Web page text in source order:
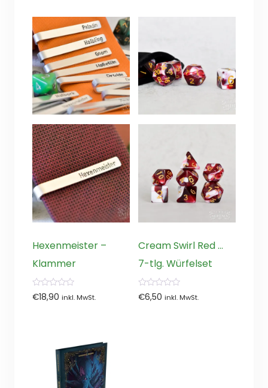
Hexenmeister –
Klammer
0
von
€18,90 inkl. MwSt.
Cream Swirl Red …
7-tlg. Würfelset
0
von
€6,50 inkl. MwSt.